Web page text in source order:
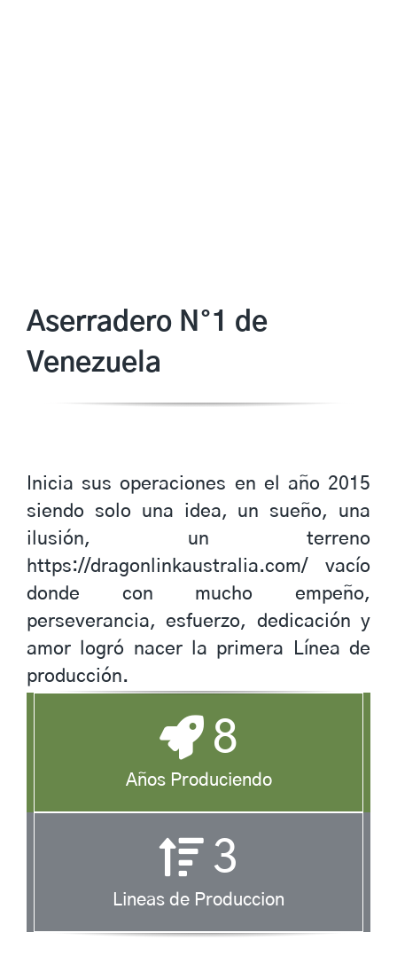
Aserradero N°1 de
Venezuela
Inicia sus operaciones en el año 2015
siendo solo una idea, un sueño, una
ilusión, un terreno
https://dragonlinkaustralia.com/ vacío
donde con mucho empeño,
perseverancia, esfuerzo, dedicación y
amor logró nacer la primera Línea de
producción.
8
Años Produciendo
3
Lineas de Produccion